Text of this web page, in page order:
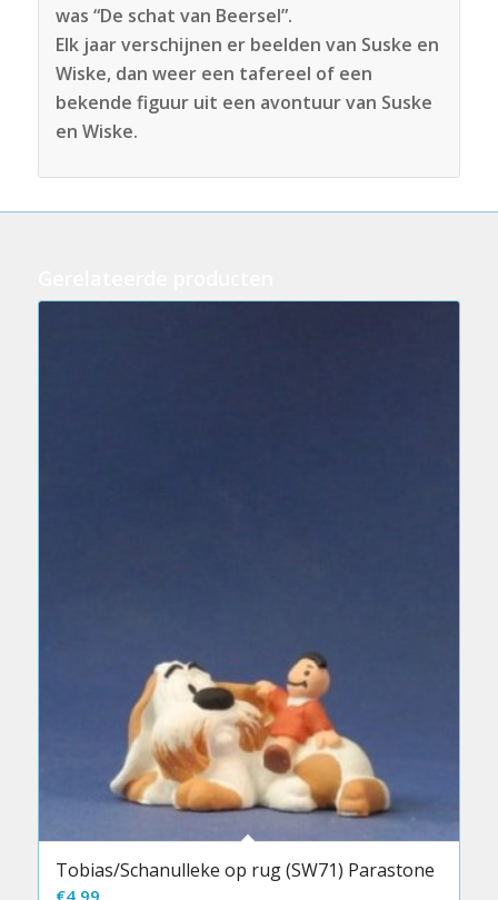
was “De schat van Beersel”.
Elk jaar verschijnen er beelden van Suske en
Wiske, dan weer een tafereel of een
bekende figuur uit een avontuur van Suske
en Wiske.
Tobias/Schanulleke op rug (SW71) Parastone